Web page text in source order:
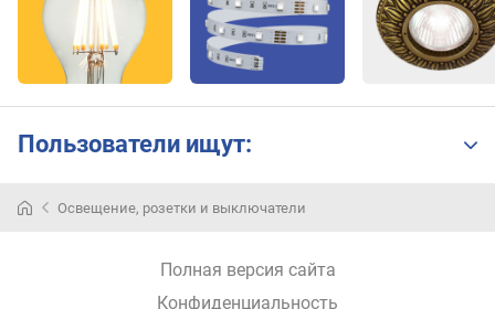
Пользователи ищут:
—
Освещение, розетки и выключатели
Полная версия сайта
Конфиденциальность